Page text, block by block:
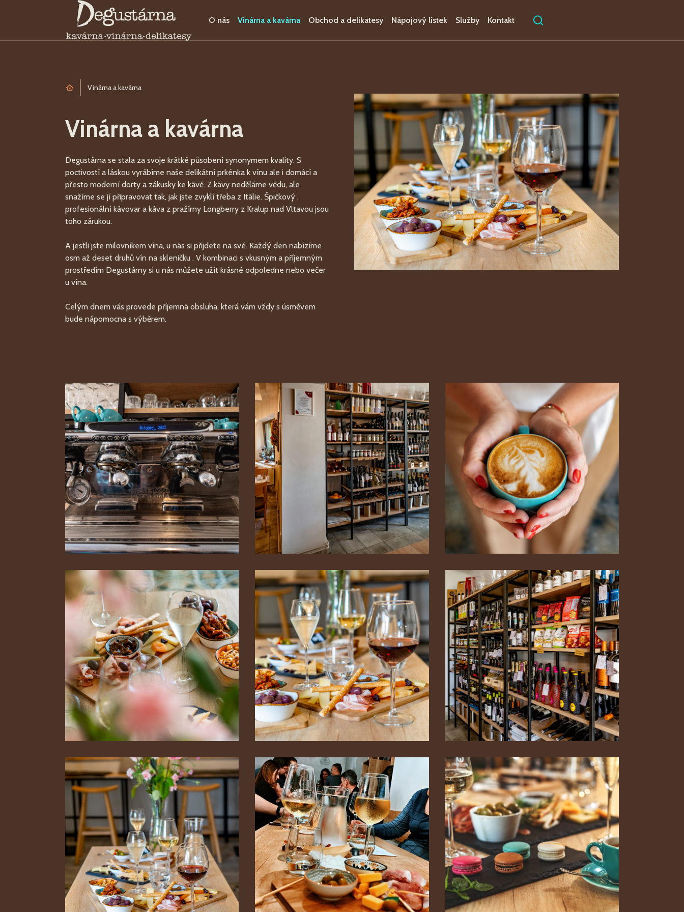
O nás Vinárna a kavárna Obchod a delikatesy Nápojový lístek Služby Kontakt
Úvod Vinárna a kavárna
Vinárna a kavárna
Degustárna se stala za svoje krátké působení synonymem kvality. S
poctivostí a láskou vyrábíme naše delikátní prkénka k vínu ale i domácí a
přesto moderní dorty a zákusky ke kávě. Z kávy neděláme vědu, ale
snažíme se jí připravovat tak, jak jste zvyklí třeba z Itálie. Špičkový ,
profesionální kávovar a káva z pražírny Longberry z Kralup nad Vltavou jsou
toho zárukou.
A jestli jste milovníkem vína, u nás si přijdete na své. Každý den nabízíme
osm až deset druhů vín na skleničku . V kombinaci s vkusným a příjemným
prostředím Degustárny si u nás můžete užít krásné odpoledne nebo večer
u vína.
Celým dnem vás provede příjemná obsluha, která vám vždy s úsměvem
bude nápomocna s výběrem.